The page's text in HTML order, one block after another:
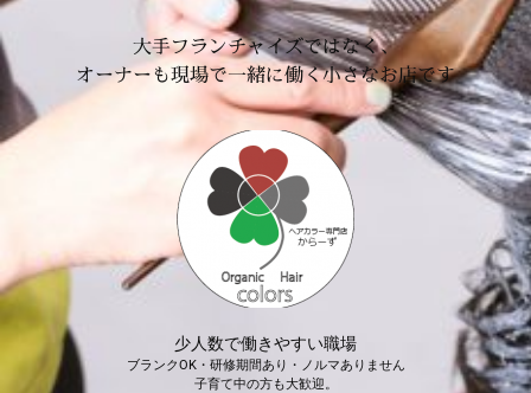
大手フランチャイズではなく、
オーナーも現場で一緒に働く小さなお店です
少人数で働きやすい職場
ブランクOK・研修期間あり・ノルマありません
子育て中の方も大歓迎。